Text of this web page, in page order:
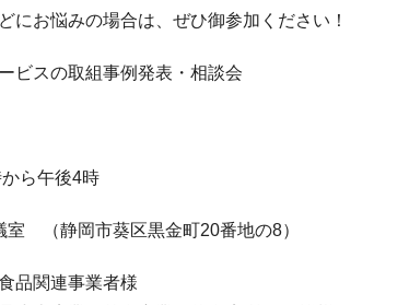
お悩みの場合は、ぜひ御参加ください！
ビスの取組事例発表・相談会
ら午後4時
（静岡市葵区黒金町20番地の8）
品関連事業者様